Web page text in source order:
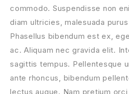
commodo. Suspendisse non
diam ultricies, malesuada
Phasellus bibendum est ex,
ac. Aliquam nec gravida elit.
sagittis tempus. Pellentesque
ante rhoncus, bibendum
lectus augue. Nam pretium